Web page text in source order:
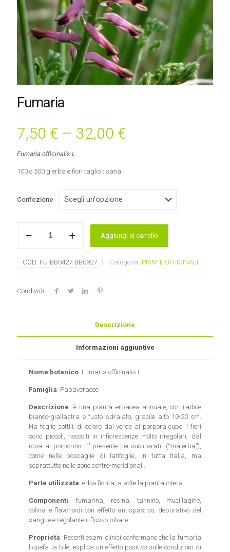
Fumaria
7,50 € – 32,00 €
Fumaria officinalis L.
100 o 500 g erba e fiori taglio tisana
Confezione
quantità
Aggiungi al carrello
COD: FU-BB0427-BB0927 Categoria: PIANTE OFFICINALI
Condividi
Descrizione
Informazioni aggiuntive
Nome botanico: Fumaria officinalis L.
Famiglia: Papaveracee
Descrizione: è una pianta erbacea annuale, con radice
bianco-giallastra e fusto sdraiato, gracile alto 10-20 cm.
Ha foglie sottili, di colore dal verde al porpora cupo. I fiori
sono piccoli, raccolti in infiorescenze molto irregolari, dal
rosa al porporino. E’ presente nei suoli arati, (“malerba”),
come nelle boscaglie di latifoglie, in tutta Italia, ma
soprattutto nelle zone centro-meridionali.
Parte utilizzata: erba fiorita, a volte la pianta intera.
Componenti: fumarina, resina, tannino, mucillagine,
colina e flavonoidi con effetto antispastico, depurativo del
sangue e regolante il flusso biliare.
Proprietà: Recenti esami clinici confermano che la fumaria
liquefa la bile, esplica un effetto positivo sulle condizioni di